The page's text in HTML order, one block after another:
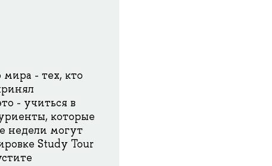
- тех, кто
- учиться в
которые
недели могут
Study Tour